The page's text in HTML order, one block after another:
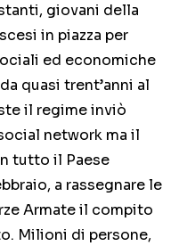
giovani della
in piazza per
ed economiche
quasi trent’anni al
il regime inviò
network ma il
tutto il Paese
a rassegnare le
Armate il compito
Milioni di persone,